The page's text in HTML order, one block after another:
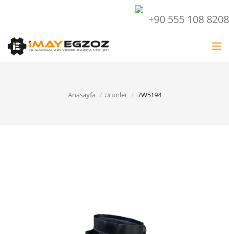
+90 555 108 8208
Anasayfa Ürünler 7W5194